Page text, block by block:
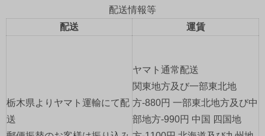
ョ
ン
配送情報等
配送
運賃
栃木県よりヤマト運輸にて配
送
ヤマト通常配送
関東地方及び一部東北地
方-880円 一部東北地方及び中
部地方-990円 中国 四国地